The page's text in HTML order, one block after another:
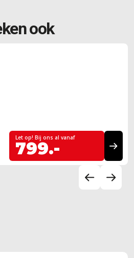
ook
Let op! Bij ons al vanaf
799.-